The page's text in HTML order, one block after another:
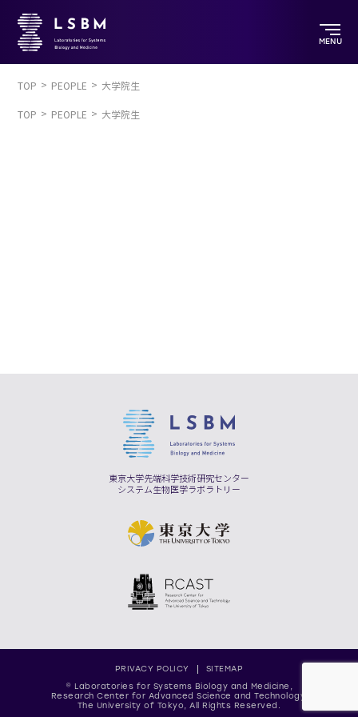
MENU
TOP PEOPLE 大学院生
TOP PEOPLE 大学院生
東京大学先端科学技術研究センター
システム生物医学ラボラトリー
PRIVACY POLICY
SITEMAP
© Laboratories for Systems Biology and Medicine,
Research Center for Advanced Science and Technology,
The University of Tokyo, All Rights Reserved.